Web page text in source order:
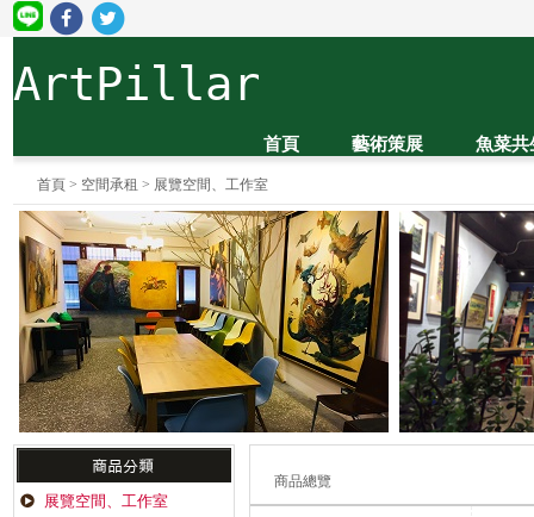
ArtPillar
首頁 藝術策展 魚菜共
首頁 > 空間承租 > 展覽空間、工作室
展覽空間、工作室
商品總覽